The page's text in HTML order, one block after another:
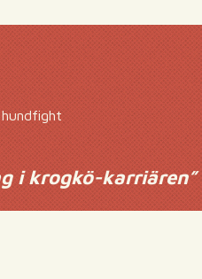
i krogkö-karriären”